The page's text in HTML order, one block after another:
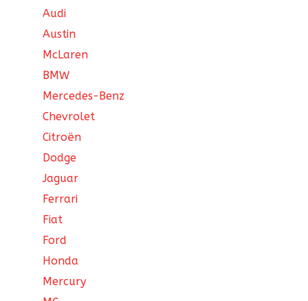
Audi
Austin
McLaren
BMW
Mercedes-Benz
Chevrolet
Citroën
Dodge
Jaguar
Ferrari
Fiat
Ford
Honda
Mercury